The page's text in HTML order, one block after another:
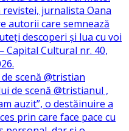
scenă @tristian